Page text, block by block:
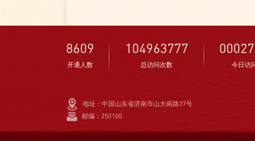
8609
开通人数
104963777
总访问次数 今日访
地址：中国山东省济南市山大南路27号
邮编：250100